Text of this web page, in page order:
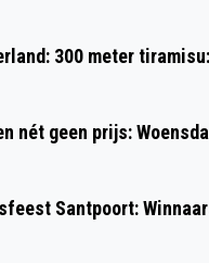
300 meter
nét geen prijs:
Santpoort: